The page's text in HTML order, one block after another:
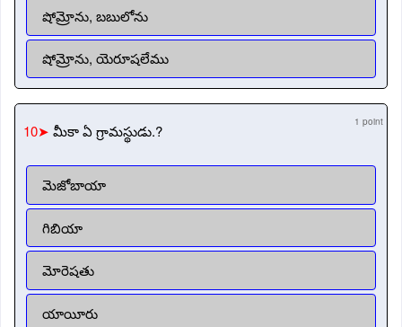
షోమ్రోను, బబులోను
షోమ్రోను, యెరూషలేము
10➤ మీకా ఏ గ్రామస్థుడు.? 1 point
మెజోబాయా
గిబియా
మోరెషతు
యాయీరు